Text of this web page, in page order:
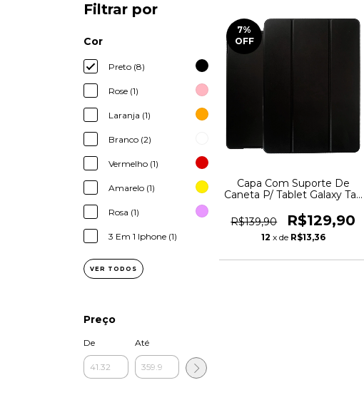
Filtrar por
Cor
Preto (8)
Rose (1)
Laranja (1)
Branco (2)
Vermelho (1)
Amarelo (1)
Rosa (1)
3 Em 1 Iphone (1)
VER TODOS
Preço
De Até
7%
OFF
Capa Com Suporte De
Caneta P/ Tablet Galaxy Tab
R$139,90
R$129,90
12 x de R$13,36